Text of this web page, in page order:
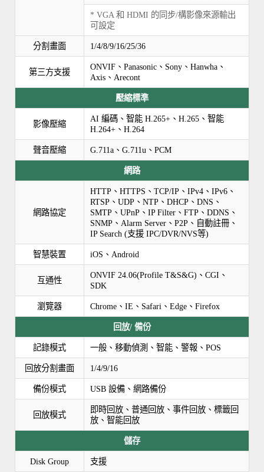
* VGA 和 HDMI 的同步/構影像來源輸出
可設定
分割畫面 1/4/8/9/16/25/36
第三方支援
ONVIF、Panasonic、Sony、Hanwha、
Axis、Arecont
壓縮標準
影像壓縮
AI 編碼、智能 H.265+、H.265、智能
H.264+、H.264
聲音壓縮 G.711a、G.711u、PCM
網路
網路協定
HTTP、HTTPS、TCP/IP、IPv4、IPv6、
RTSP、UDP、NTP、DHCP、DNS、
SMTP、UPnP、IP Filter、FTP、DDNS、
SNMP、Alarm Server、P2P、自動註冊、
IP Search (支援 IPC/DVR/NVS等)
智慧裝置 iOS、Android
互通性
ONVIF 24.06(Profile T&S&G)、CGI、
SDK
瀏覽器 Chrome、IE、Safari、Edge、Firefox
回放/ 備份
記錄模式 一般、移動偵測、智能、警報、POS
回放分割畫面 1/4/9/16
備份模式 USB 設備、網路備份
回放模式
即時回放、普通回放、事件回放、標籤回
放、智能回放
儲存
Disk Group 支援